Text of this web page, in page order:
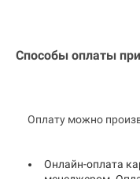
Способы оплаты
Оплату можно
Онлайн-оплата